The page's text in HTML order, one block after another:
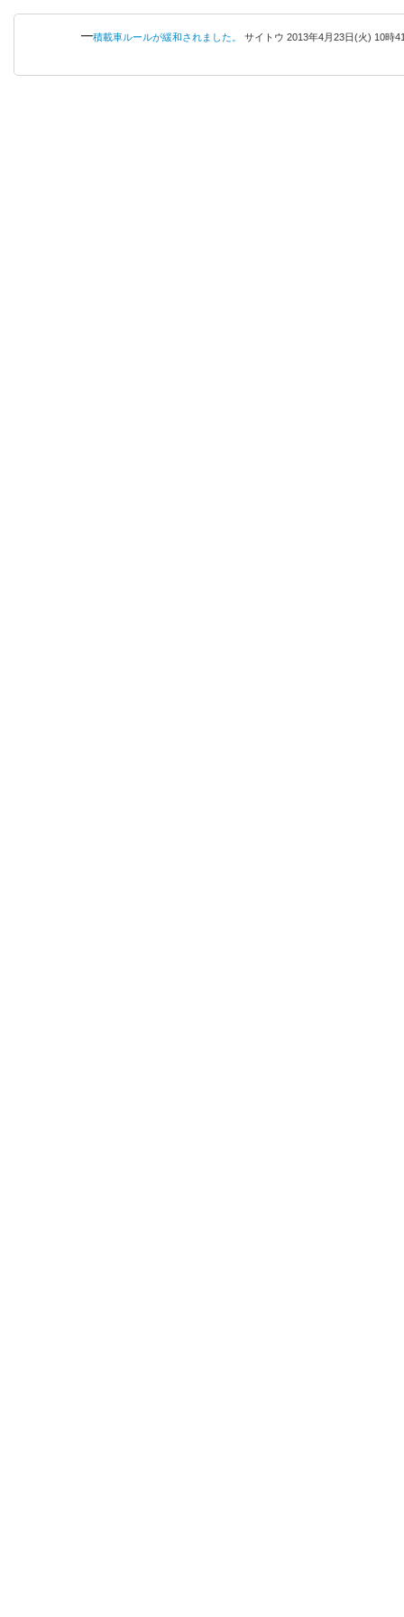
─積載車ルールが緩和されました。 サイトウ 2013年4月23日(火) 10時